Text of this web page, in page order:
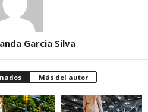
Garcia Silva
Más del autor